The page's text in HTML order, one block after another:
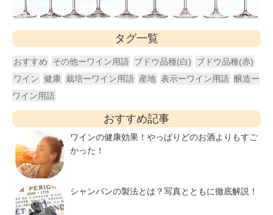
タグ一覧
おすすめ その他ーワイン用語 ブドウ品種(白)
ブドウ品種(赤)
ワイン 健康 栽培ーワイン用語 産地 表示ーワイン用語 醸造ー
ワイン用語
おすすめ記事
ワインの健康効果！やっぱりどのお酒よりもすご
かった！
シャンパンの製法とは？写真とともに徹底解説！